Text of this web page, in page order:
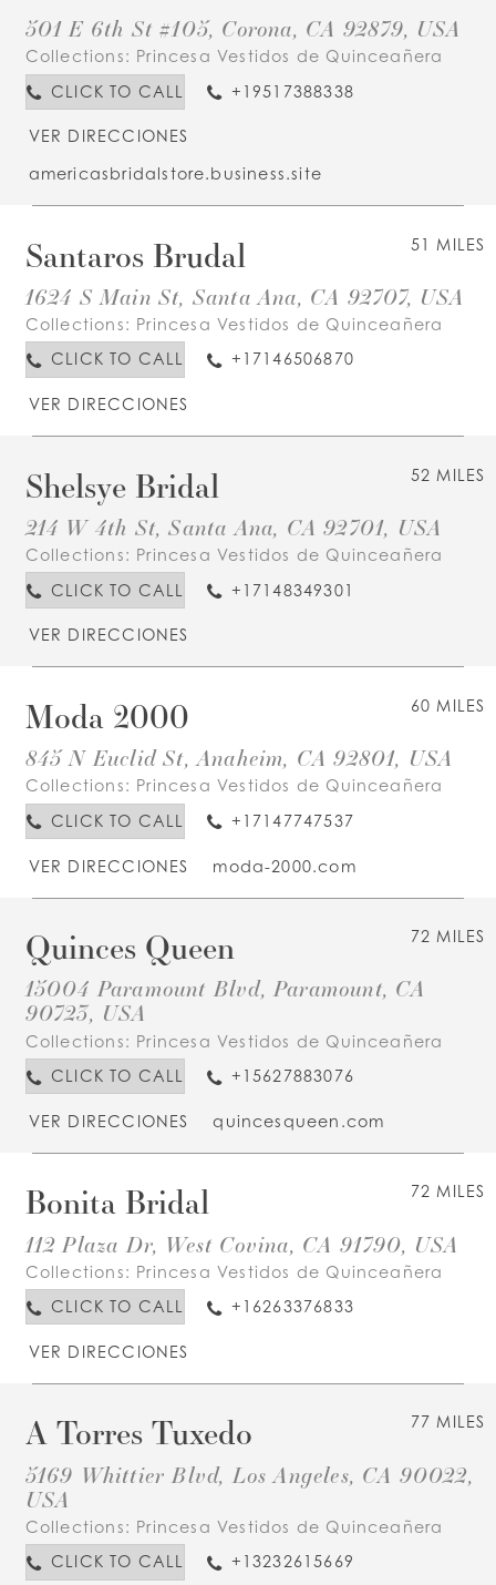
501 E 6th St #105, Corona, CA 92879, USA
Collections: Princesa Vestidos de Quinceañera
CLICK TO CALL
+19517388338
VER DIRECCIONES
americasbridalstore.business.site
51 MILES
Santaros Brudal
1624 S Main St, Santa Ana, CA 92707, USA
Collections: Princesa Vestidos de Quinceañera
CLICK TO CALL
+17146506870
VER DIRECCIONES
52 MILES
Shelsye Bridal
214 W 4th St, Santa Ana, CA 92701, USA
Collections: Princesa Vestidos de Quinceañera
CLICK TO CALL
+17148349301
VER DIRECCIONES
60 MILES
Moda 2000
845 N Euclid St, Anaheim, CA 92801, USA
Collections: Princesa Vestidos de Quinceañera
CLICK TO CALL
+17147747537
VER DIRECCIONES moda-2000.com
72 MILES
Quinces Queen
15004 Paramount Blvd, Paramount, CA
90723, USA
Collections: Princesa Vestidos de Quinceañera
CLICK TO CALL
+15627883076
VER DIRECCIONES quincesqueen.com
72 MILES
Bonita Bridal
112 Plaza Dr, West Covina, CA 91790, USA
Collections: Princesa Vestidos de Quinceañera
CLICK TO CALL
+16263376833
VER DIRECCIONES
77 MILES
A Torres Tuxedo
5169 Whittier Blvd, Los Angeles, CA 90022,
USA
Collections: Princesa Vestidos de Quinceañera
CLICK TO CALL
+13232615669